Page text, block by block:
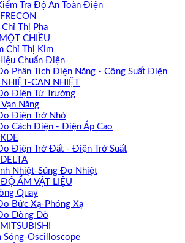
Tra Độ An Toàn Điện
Thị Pha
CHIỀU
Chỉ Thị Kim
Chuẩn Điện
Phân Tích Điện Năng - Công Suất Điện
CAN NHIỆT
Điện Từ Trường
Năng
Điện Trở Nhỏ
Cách Điện - Điện Áp Cao
Điện Trở Đất - Điện Trở Suất
Nhiệt-Súng Đo Nhiệt
ẨM VẬT LIỆU
Quay
Bức Xạ-Phóng Xạ
Dòng Dò
Sóng-Oscilloscope